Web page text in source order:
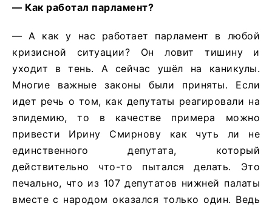
— Как работал парламент?
— А как у нас работает парламент в любой
кризисной ситуации? Он ловит тишину и
уходит в тень. А сейчас ушёл на каникулы.
Многие важные законы были приняты. Если
идет речь о том, как депутаты реагировали на
эпидемию, то в качестве примера можно
привести Ирину Смирнову как чуть ли не
единственного депутата, который
действительно что-то пытался делать. Это
печально, что из 107 депутатов нижней палаты
вместе с народом оказался только один. Ведь